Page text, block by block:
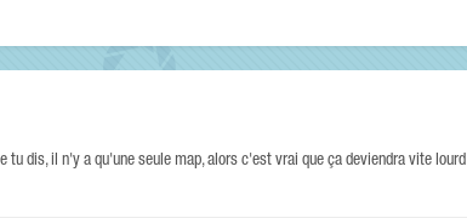
dis, il n'y a qu'une seule map, alors c'est vrai que ça deviendra vite lourd